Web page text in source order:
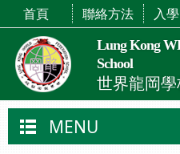
Lung Kong
School
世界龍岡
首頁 聯絡方法 入
MENU